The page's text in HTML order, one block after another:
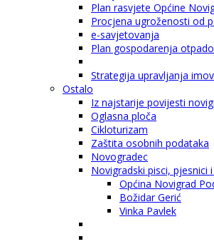
Plan rasvjete Općine
Procjena ugroženosti od
e-savjetovanja
Plan gospodarenja
Strategija upravljanja
Ostalo
Iz najstarije povijesti
Oglasna ploča
Cikloturizam
Zaštita osobnih podataka
Novogradec
Novigradski pisci, pjesnici
Općina Novigrad
Božidar Gerić
Vinka Pavlek